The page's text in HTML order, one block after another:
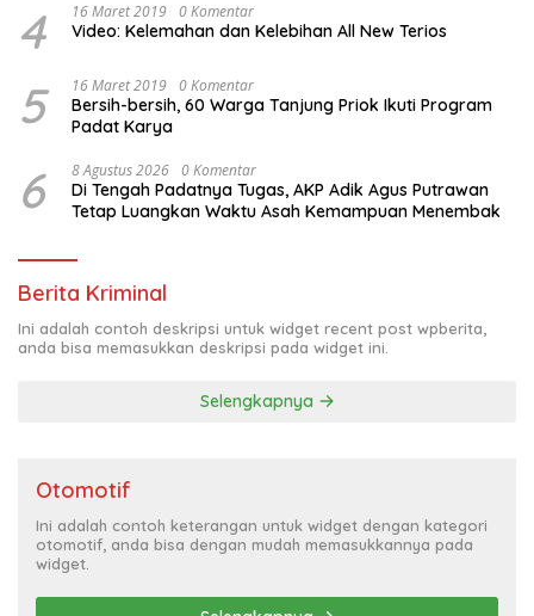
4 16 Maret 2019 0 Komentar
Video: Kelemahan dan Kelebihan All New Terios
5 16 Maret 2019 0 Komentar
Bersih-bersih, 60 Warga Tanjung Priok Ikuti Program
Padat Karya
6 8 Agustus 2026 0 Komentar
Di Tengah Padatnya Tugas, AKP Adik Agus Putrawan
Tetap Luangkan Waktu Asah Kemampuan Menembak
Berita Kriminal
Ini adalah contoh deskripsi untuk widget recent post wpberita,
anda bisa memasukkan deskripsi pada widget ini.
Selengkapnya
Otomotif
Ini adalah contoh keterangan untuk widget dengan kategori
otomotif, anda bisa dengan mudah memasukkannya pada
widget.